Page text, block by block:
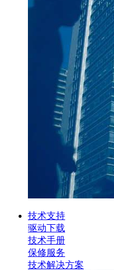
技术支持
驱动下载
技术手册
保修服务
技术解决方案